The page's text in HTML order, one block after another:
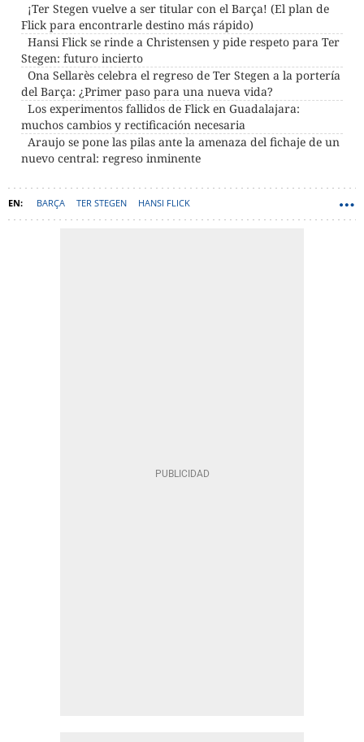
¡Ter Stegen vuelve a ser titular con el Barça! (El plan de
Flick para encontrarle destino más rápido)
Hansi Flick se rinde a Christensen y pide respeto para Ter
Stegen: futuro incierto
Ona Sellarès celebra el regreso de Ter Stegen a la portería
del Barça: ¿Primer paso para una nueva vida?
Los experimentos fallidos de Flick en Guadalajara:
muchos cambios y rectificación necesaria
Araujo se pone las pilas ante la amenaza del fichaje de un
nuevo central: regreso inminente
BARÇA TER STEGEN HANSI FLICK